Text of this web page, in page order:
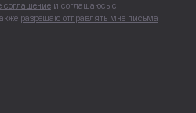
соглашение и соглашаюсь с
разрешаю отправлять мне письма